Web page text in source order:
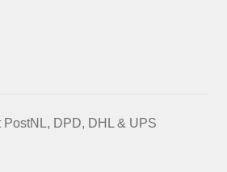
DPD, DHL & UPS